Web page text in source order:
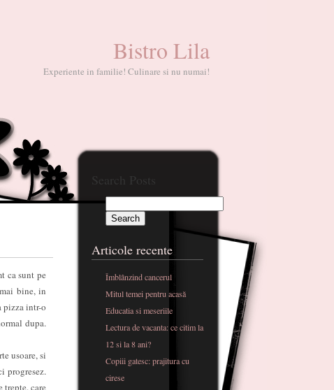
Bistro Lila
Experiente in familie! Culinare si nu numai!
ca sunt pe
bine, in
pizza intr-o
dupa.
usoare, si
progresez.
care
Search Posts
Articole recente
Îmblânzind cancerul
Mitul temei pentru acasă
Educatia si meseriile
Lectura de vacanta: ce citim la
12 si la 8 ani?
Copiii gatesc: prajitura cu
cirese